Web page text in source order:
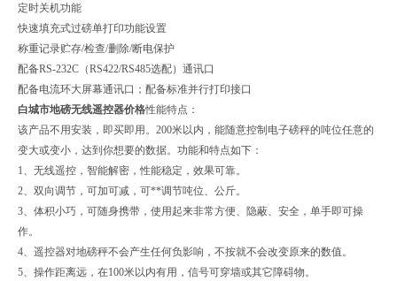
定时关机功能
快速填充式过磅单打印功能设置
称重记录贮存/检查/删除/断电保护
配备RS-232C（RS422/RS485选配）通讯口
配备电流环大屏幕通讯口；配备标准并行打印接口
白城市地磅无线遥控器价格性能特点：
该产品不用安装，即买即用。200米以内，能随意控制电子磅秤的吨位任意的
变大或变小，达到你想要的数据。功能和特点如下：
1、无线遥控，智能解密，性能稳定，效果可靠。
2、双向调节，可加可减，可**调节吨位、公斤。
3、体积小巧，可随身携带，使用起来非常方便、隐蔽、安全，单手即可操
作。
4、遥控器对地磅秤不会产生任何负影响，不按就不会改变原来的数值。
5、操作距离远，在100米以内有用，信号可穿墙或其它障碍物。